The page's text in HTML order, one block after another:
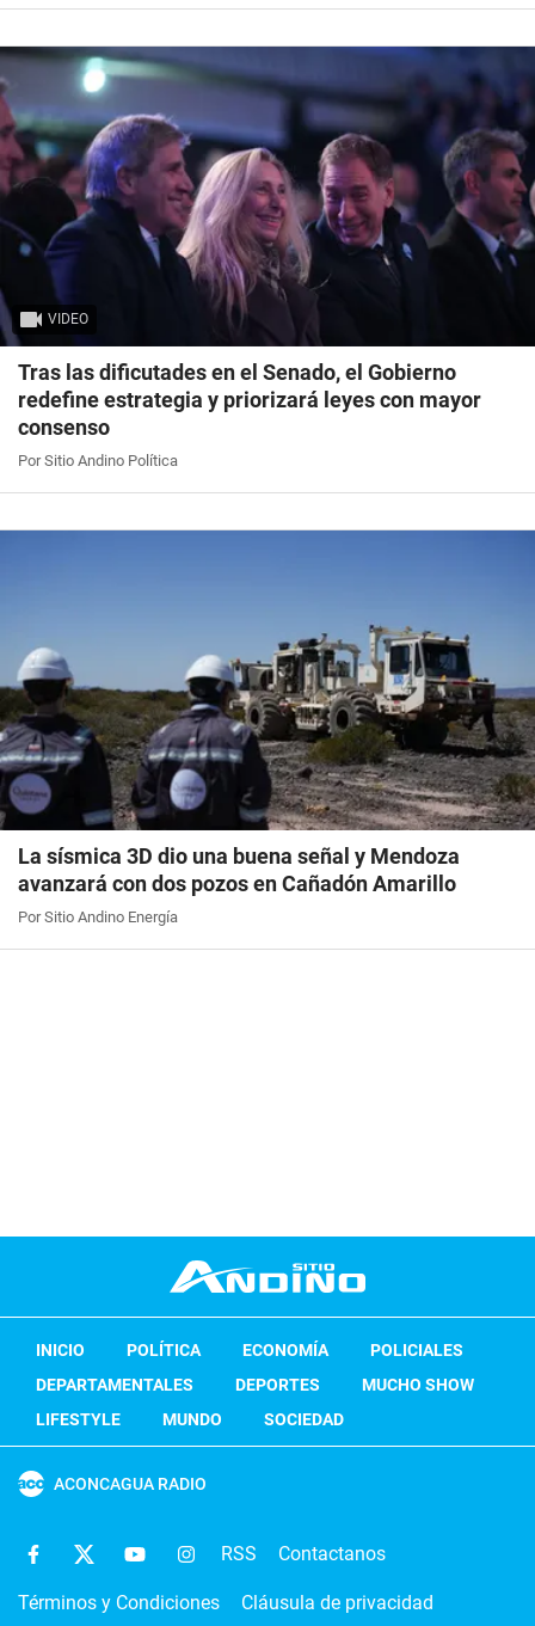
VIDEO
Tras las dificutades en el Senado, el Gobierno
redefine estrategia y priorizará leyes con mayor
consenso
Por Sitio Andino Política
La sísmica 3D dio una buena señal y Mendoza
avanzará con dos pozos en Cañadón Amarillo
Por Sitio Andino Energía
INICIO POLÍTICA ECONOMÍA
POLICIALES
DEPARTAMENTALES
DEPORTES
MUCHO SHOW
LIFESTYLE
MUNDO SOCIEDAD
ACONCAGUA RADIO
RSS Contactanos
Términos y Condiciones Cláusula de privacidad